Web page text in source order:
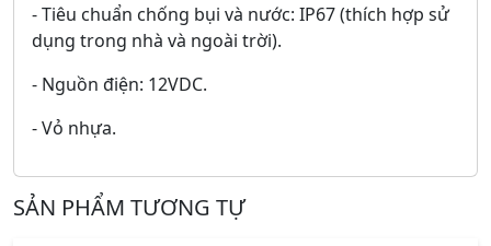
- Tiêu chuẩn chống bụi và nước: IP67 (thích hợp sử
dụng trong nhà và ngoài trời).
- Nguồn điện: 12VDC.
- Vỏ nhựa.
SẢN PHẨM TƯƠNG TỰ